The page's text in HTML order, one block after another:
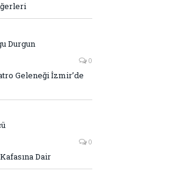
Durgun
0
Geleneği İzmir’de
0
Dair